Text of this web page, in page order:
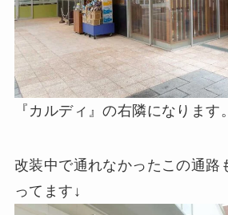
『カルディ』の右隣になります。
改装中で通れなかったこの通路
ってます↓